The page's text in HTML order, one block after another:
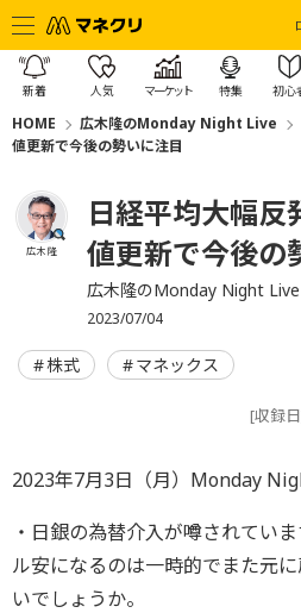
新着 人気 マーケット 特集 初心
HOME 広木隆のMonday Night Live
値更新で今後の勢いに注目
広木 隆
日経平均大幅
値更新で今後の
広木隆のMonday Night Live
2023/07/04
株式 マネックス
[収録
2023年7月3日（月）Monday
・日銀の為替介入が噂されてい
ル安になるのは一時的でまた元
いでしょうか。